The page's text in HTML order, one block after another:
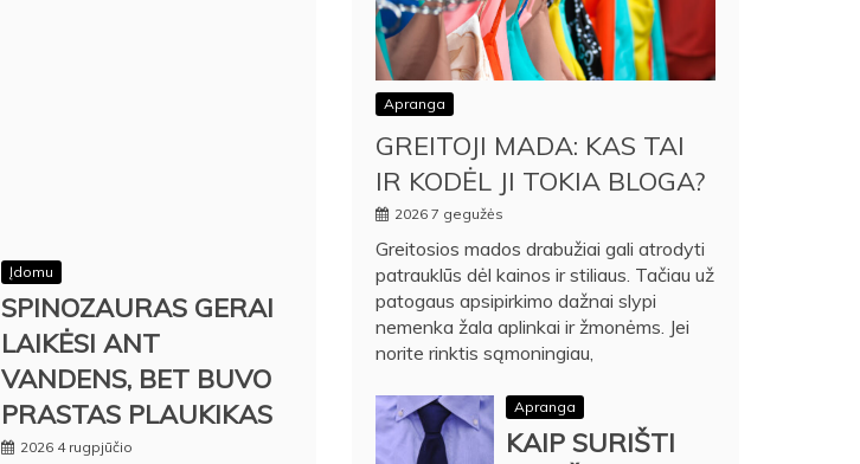
Įdomu
SPINOZAURAS GERAI
LAIKĖSI ANT
VANDENS, BET BUVO
PRASTAS PLAUKIKAS
2026 4 rugpjūčio
Apranga
GREITOJI MADA: KAS TAI
IR KODĖL JI TOKIA BLOGA?
2026 7 gegužės
Greitosios mados drabužiai gali atrodyti
patrauklūs dėl kainos ir stiliaus. Tačiau už
patogaus apsipirkimo dažnai slypi
nemenka žala aplinkai ir žmonėms. Jei
norite rinktis sąmoningiau,
Apranga
KAIP SURIŠTI